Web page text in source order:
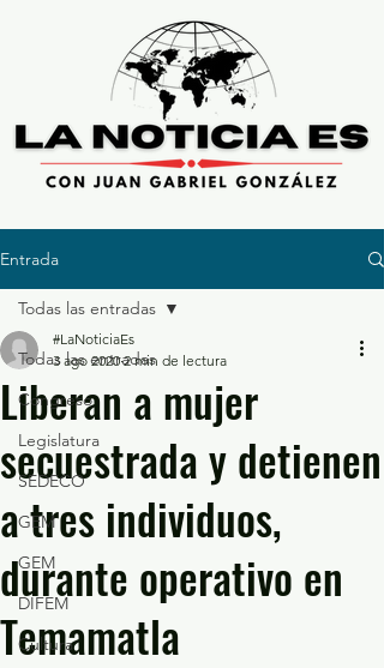
Entrada
Todas las entradas
Congreso
Legislatura
SEDECO
GEM
GEM
DIFEM
Cultura
Todas las entradas
Liberan a mujer
secuestrada y detienen
a tres individuos,
durante operativo en
Temamatla
#LaNoticiaEs
3 ago 2020 2 min de lectura